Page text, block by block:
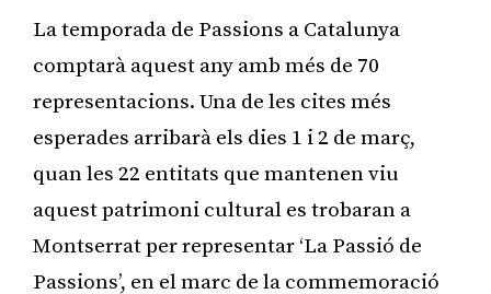
La temporada de Passions a Catalunya
comptarà aquest any amb més de 70
representacions. Una de les cites més
esperades arribarà els dies 1 i 2 de març,
quan les 22 entitats que mantenen viu
aquest patrimoni cultural es trobaran a
Montserrat per representar ‘La Passió de
Passions’, en el marc de la commemoració